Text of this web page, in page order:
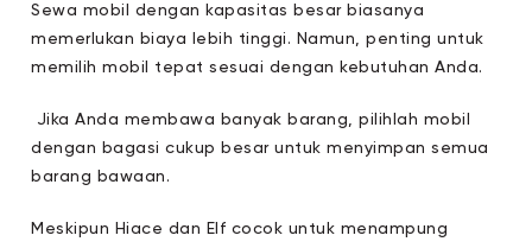
Sewa mobil dengan kapasitas besar biasanya
memerlukan biaya lebih tinggi. Namun, penting untuk
memilih mobil tepat sesuai dengan kebutuhan Anda.
Jika Anda membawa banyak barang, pilihlah mobil
dengan bagasi cukup besar untuk menyimpan semua
barang bawaan.
Meskipun Hiace dan Elf cocok untuk menampung